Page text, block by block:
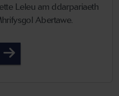
Leleu am ddarpariaeth
Abertawe.
Pennod 14 - Finding a